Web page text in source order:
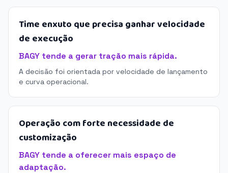
Time enxuto que precisa ganhar velocidade
de execução
BAGY tende a gerar tração mais rápida.
A decisão foi orientada por velocidade de lançamento
e curva operacional.
Operação com forte necessidade de
customização
BAGY tende a oferecer mais espaço de
adaptação.